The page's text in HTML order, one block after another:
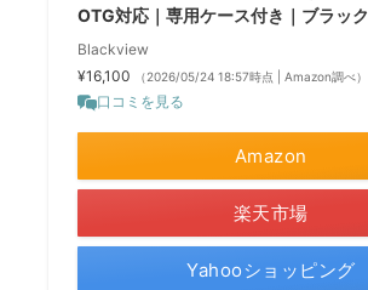
OTG対応｜専用ケース付き｜ブラック
Blackview
¥16,100
（2026/05/24 18:57時点 | Amazon調べ）
口コミを見る
Amazon
楽天市場
Yahooショッピング